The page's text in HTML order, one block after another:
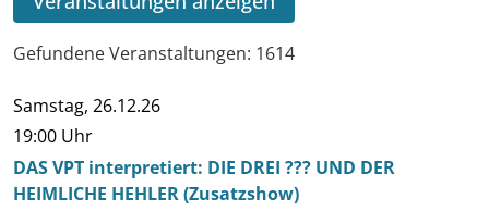
Gefundene Veranstaltungen: 1614
Datum Beginn
Samstag, 26.12.26
19:00 Uhr
DAS VPT interpretiert: DIE DREI ??? UND DER
HEIMLICHE HEHLER (Zusatzshow)